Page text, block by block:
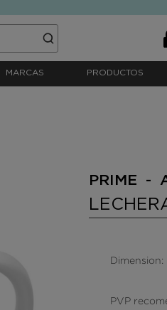
MARCAS PRODUCTOS
PRIME -
Dimension:
PVP